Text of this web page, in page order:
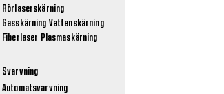
Rörlaserskärning
Gasskärning Vattenskärning
Fiberlaser Plasmaskärning
Svarvning
Automatsvarvning